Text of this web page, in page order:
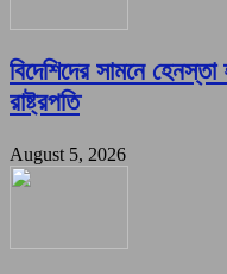
বিদেশিদের সামনে
রাষ্ট্রপতি
August 5, 2026